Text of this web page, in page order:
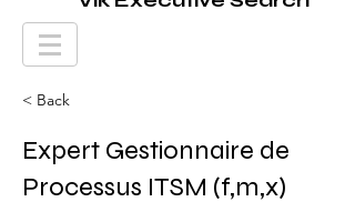
< Back
Expert Gestionnaire de
Processus ITSM (f,m,x)